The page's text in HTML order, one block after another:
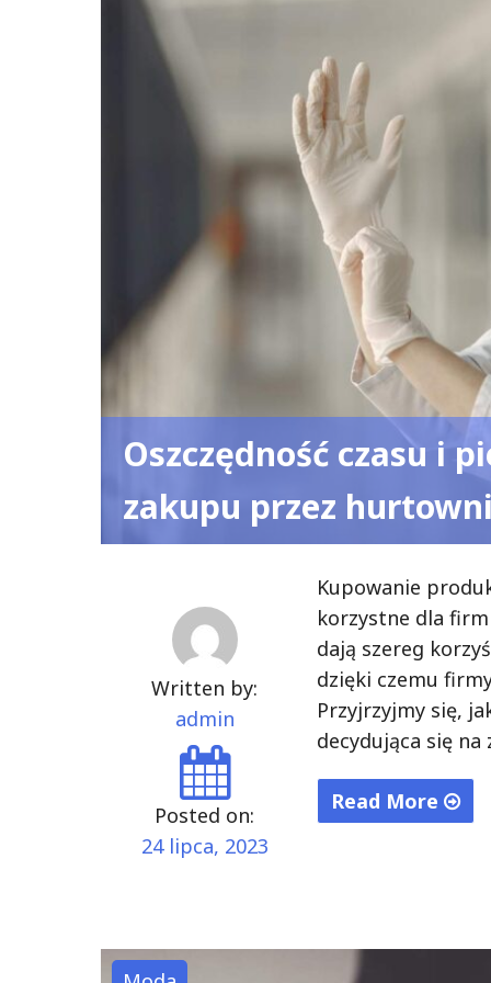
Oszczędność czasu i
zakupu przez
Written by:
admin
Posted on:
24 lipca, 2023
Kupowanie
korzystne dla
dają szereg
dzięki czemu
Przyjrzyjmy się,
decydująca się
Read More